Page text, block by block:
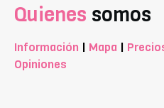
Quienes somos
Información | Mapa |
Opiniones